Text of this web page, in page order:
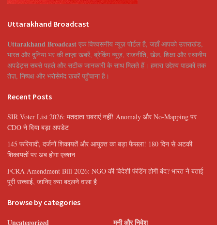
Uttarakhand Broadcast
Uttarakhand Broadcast एक विश्वसनीय न्यूज़ पोर्टल है, जहाँ आपको उत्तराखंड,
भारत और दुनिया भर की ताज़ा खबरें, ब्रेकिंग न्यूज़, राजनीति, खेल, शिक्षा और स्थानीय
अपडेट्स सबसे पहले और सटीक जानकारी के साथ मिलते हैं। हमारा उद्देश्य पाठकों तक
तेज़, निष्पक्ष और भरोसेमंद खबरें पहुँचाना है।
Recent Posts
SIR Voter List 2026: मतदाता घबराएं नहीं! Anomaly और No-Mapping पर
CDO ने दिया बड़ा अपडेट
145 फरियादी, दर्जनों शिकायतें और आयुक्त का बड़ा फैसला! 180 दिन से अटकी
शिकायतों पर अब होगा एक्शन
FCRA Amendment Bill 2026: NGO की विदेशी फंडिंग होगी बंद? भारत ने बताई
पूरी सच्चाई, जानिए क्या बदलने वाला है
Browse by categories
Uncategorized
मनी और निवेश